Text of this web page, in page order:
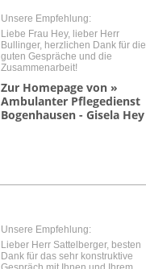
Unsere Empfehlung:
Liebe Frau Hey, lieber Herr
Bullinger, herzlichen Dank für die
guten Gespräche und die
Zusammenarbeit!
Zur Homepage von »
Ambulanter Pflegedienst
Bogenhausen - Gisela Hey
Unsere Empfehlung:
Lieber Herr Sattelberger, besten
Dank für das sehr konstruktive